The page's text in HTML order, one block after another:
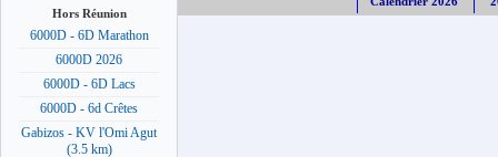
Hors Réunion
6000D - 6D Marathon
6000D 2026
6000D - 6D Lacs
6000D - 6d Crêtes
Gabizos - KV l'Omi Agut
(3.5 km)